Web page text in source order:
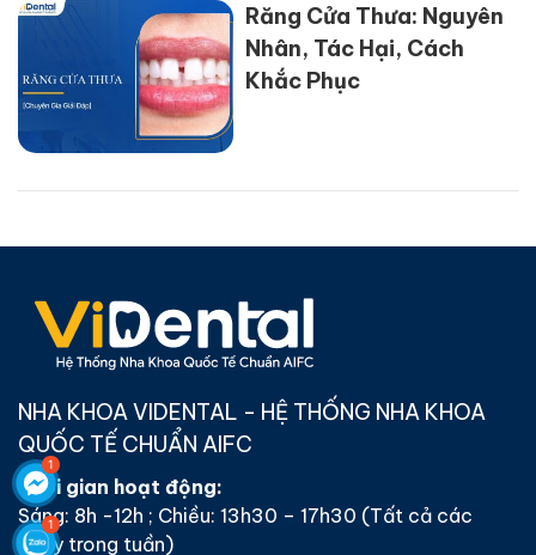
Răng Cửa Thưa: Nguyên
Nhân, Tác Hại, Cách
Khắc Phục
NHA KHOA VIDENTAL - HỆ THỐNG NHA KHOA
QUỐC TẾ CHUẨN AIFC
Thời gian hoạt động:
Sáng: 8h -12h ; Chiều: 13h30 – 17h30 (Tất cả các
ngày trong tuần)